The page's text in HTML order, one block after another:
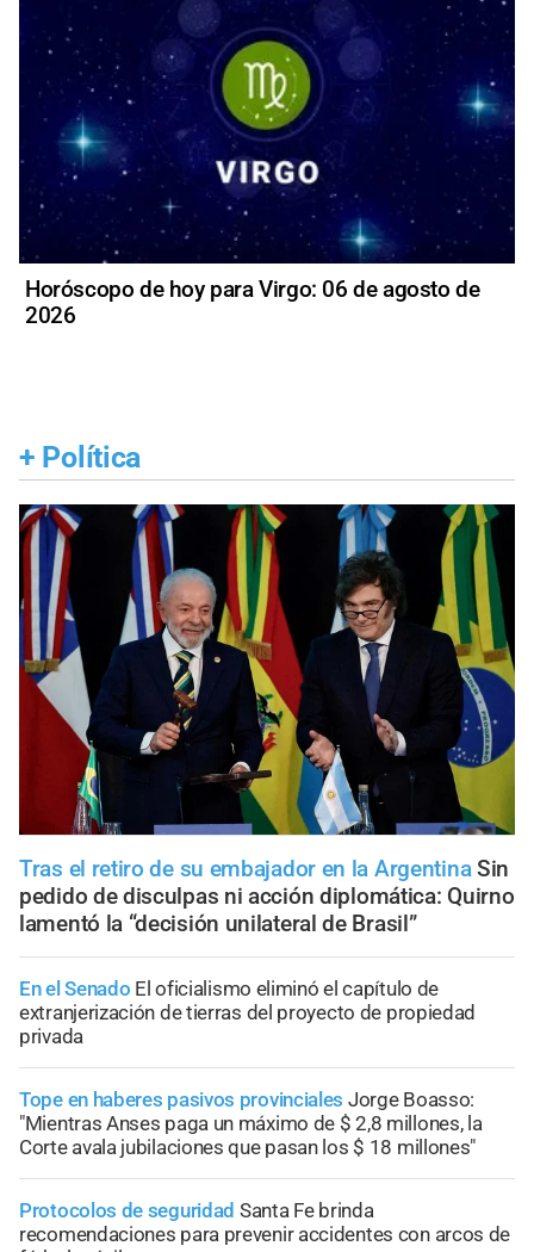
Horóscopo de hoy para Virgo: 06 de agosto de
2026
+ Política
Tras el retiro de su embajador en la Argentina Sin
pedido de disculpas ni acción diplomática: Quirno
lamentó la “decisión unilateral de Brasil”
En el Senado El oficialismo eliminó el capítulo de
extranjerización de tierras del proyecto de propiedad
privada
Tope en haberes pasivos provinciales Jorge Boasso:
"Mientras Anses paga un máximo de $ 2,8 millones, la
Corte avala jubilaciones que pasan los $ 18 millones"
Protocolos de seguridad Santa Fe brinda
recomendaciones para prevenir accidentes con arcos de